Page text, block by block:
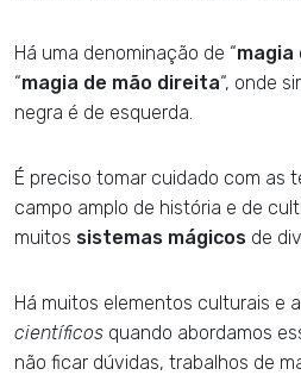
Há uma denominação de “magia
“magia de mão direita“, onde
negra é de esquerda.
É preciso tomar cuidado com as
campo amplo de história e de
muitos sistemas mágicos de
Há muitos elementos culturais e
científicos quando abordamos
não ficar dúvidas, trabalhos de